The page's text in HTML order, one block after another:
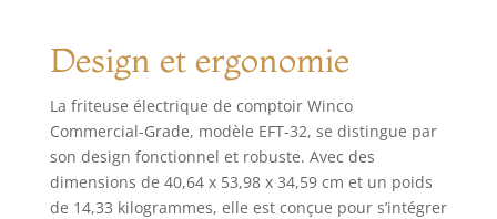
Design et ergonomie
La friteuse électrique de comptoir Winco
Commercial-Grade, modèle EFT-32, se distingue par
son design fonctionnel et robuste. Avec des
dimensions de 40,64 x 53,98 x 34,59 cm et un poids
de 14,33 kilogrammes, elle est conçue pour s’intégrer